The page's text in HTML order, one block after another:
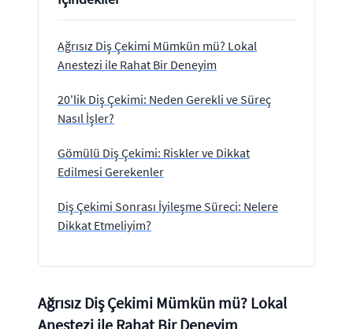
Ağrısız Diş Çekimi Mümkün mü? Lokal
Anestezi ile Rahat Bir Deneyim
20'lik Diş Çekimi: Neden Gerekli ve Süreç
Nasıl İşler?
Gömülü Diş Çekimi: Riskler ve Dikkat
Edilmesi Gerekenler
Diş Çekimi Sonrası İyileşme Süreci: Nelere
Dikkat Etmeliyim?
Ağrısız Diş Çekimi Mümkün mü? Lokal
Anestezi ile Rahat Bir Deneyim